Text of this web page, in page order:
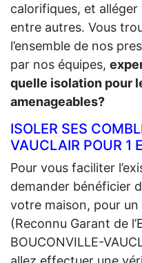
calorifiques, et
entre autres. Vous
l’ensemble de nos
par nos équipes,
quelle isolation pour
amenageables?
ISOLER SES
VAUCLAIR POUR 1
Pour vous faciliter
demander bénéficier
votre maison, pour un
(Reconnu Garant de
BOUCONVILLE-